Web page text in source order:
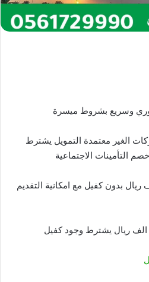
وسريع بشروط ميسرة
الغير معتمدة التمويل يشترط
تمويلية لغاية 150 الف ريال بدون كفيل مع امكانية التقديم